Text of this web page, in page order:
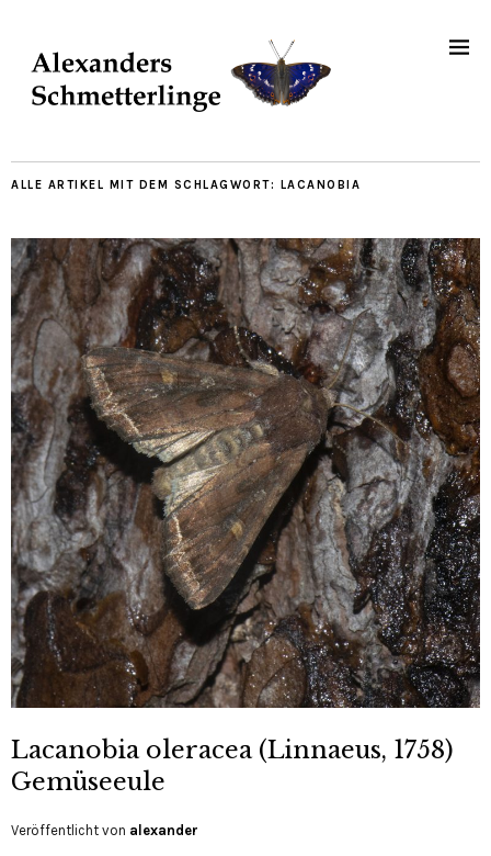
ALLE ARTIKEL MIT DEM SCHLAGWORT: LACANOBIA
Lacanobia oleracea (Linnaeus, 1758)
Gemüseeule
Veröffentlicht von alexander